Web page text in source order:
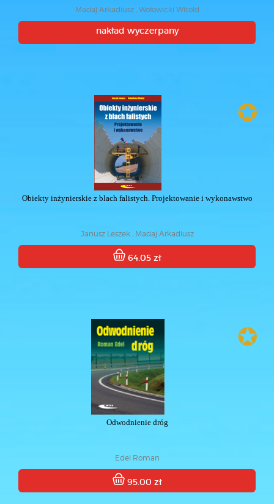
Madaj Arkadiusz , Wołowicki Witold
nakład wyczerpany
✪
Obiekty inżynierskie z blach falistych. Projektowanie i wykonawstwo
Janusz Leszek , Madaj Arkadiusz
64.05 zł
✪
Odwodnienie dróg
Edel Roman
95.00 zł